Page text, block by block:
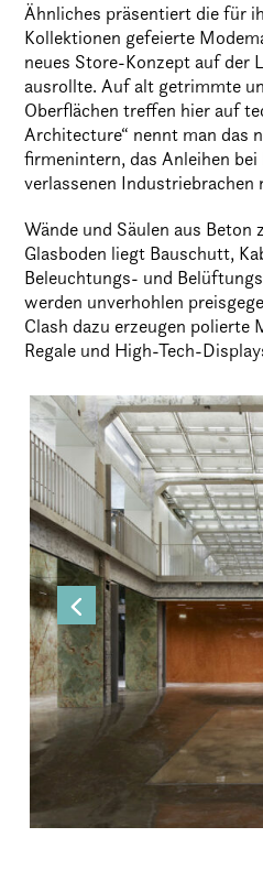
Ähnliches präsentiert die für
Kollektionen gefeierte
neues Store-Konzept auf der
ausrollte. Auf alt getrimmte
Oberflächen treffen hier auf
Architecture“ nennt man das
firmenintern, das Anleihen bei
verlassenen Industriebrachen
Wände und Säulen aus Beton
Glasboden liegt Bauschutt,
Beleuchtungs- und
werden unverhohlen
Clash dazu erzeugen polierte
Regale und High-Tech-